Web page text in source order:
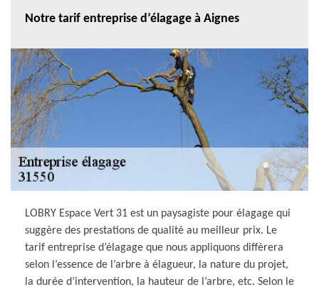
Notre tarif entreprise d’élagage à Aignes
LOBRY Espace Vert 31 est un paysagiste pour élagage qui
suggère des prestations de qualité au meilleur prix. Le
tarif entreprise d’élagage que nous appliquons diffèrera
selon l’essence de l’arbre à élagueur, la nature du projet,
la durée d’intervention, la hauteur de l’arbre, etc. Selon le